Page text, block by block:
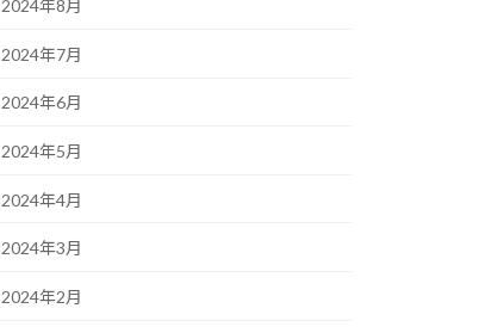
2024年8月
2024年7月
2024年6月
2024年5月
2024年4月
2024年3月
2024年2月